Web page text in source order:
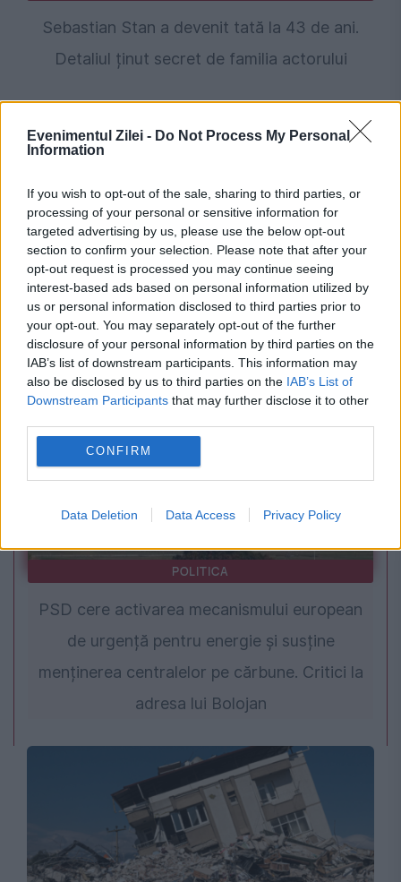
Evenimentul Zilei - Do Not Process My Personal
Information
If you wish to opt-out of the sale, sharing to third parties, or
processing of your personal or sensitive information for
targeted advertising by us, please use the below opt-out
section to confirm your selection. Please note that after your
opt-out request is processed you may continue seeing
interest-based ads based on personal information utilized by
us or personal information disclosed to third parties prior to
your opt-out. You may separately opt-out of the further
disclosure of your personal information by third parties on the
IAB’s list of downstream participants. This information may
also be disclosed by us to third parties on the IAB’s List of
Downstream Participants that may further disclose it to other
CONFIRM
Data Deletion Data Access Privacy Policy
Sebastian Stan a devenit tată la 43 de ani.
Detaliul ținut secret de familia actorului
MONDEN
Tatăl lui Adrian Mutu a murit la 75 de ani.
Când va fi condus pe ultimul drum
POLITICA
PSD cere activarea mecanismului european
de urgență pentru energie și susține
menținerea centralelor pe cărbune. Critici la
adresa lui Bolojan